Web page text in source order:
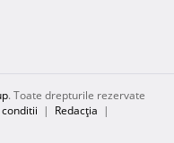
. Toate drepturile rezervate
| Redacţia |